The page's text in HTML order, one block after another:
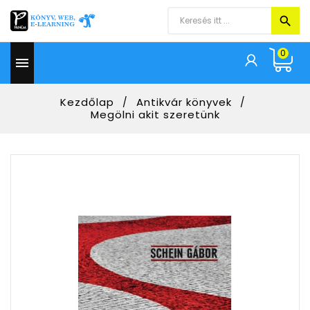

0
Kezdőlap
Antikvár könyvek
Megölni akit szeretünk